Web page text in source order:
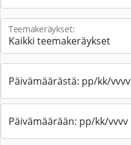
Teemakeräykset:
Päivämäärästä: pp/kk/vvvv
Päivämäärään: pp/kk/vvvv